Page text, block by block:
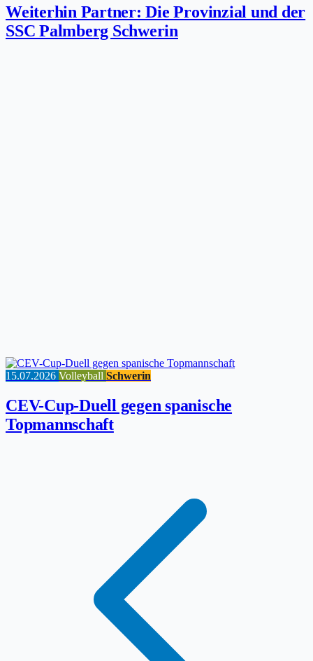
Weiterhin Partner: Die Provinzial und der
SSC Palmberg Schwerin
15.07.2026 Volleyball Schwerin
CEV-Cup-Duell gegen spanische
Topmannschaft